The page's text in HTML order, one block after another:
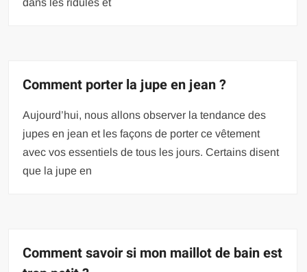
Comment porter la jupe en jean ?
Aujourd’hui, nous allons observer la tendance des
jupes en jean et les façons de porter ce vêtement
avec vos essentiels de tous les jours. Certains disent
que la jupe en
Comment savoir si mon maillot de bain est